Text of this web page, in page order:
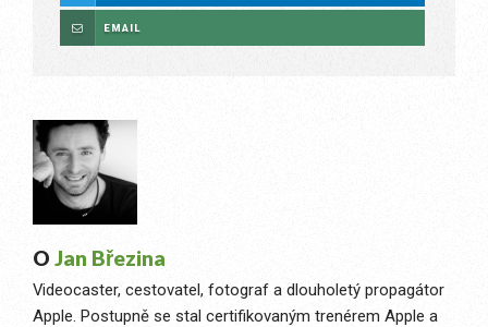
EMAIL
O Jan Březina
Videocaster, cestovatel, fotograf a dlouholetý propagátor
Apple. Postupně se stal certifikovaným trenérem Apple a